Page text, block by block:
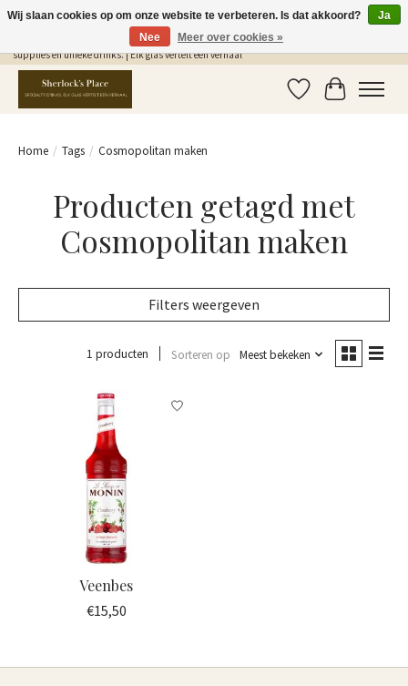
Gratis Verzending in NL vanaf €75,- | Sherlocks Place: dé plek voor MONIN siropen, bar
supplies en unieke drinks. | Elk glas vertelt een verhaal
Verlanglijst
Home / Tags / Cosmopolitan maken
Producten getagd met
Cosmopolitan maken
Filters weergeven
1 producten Sorteren op Meest bekeken
Veenbes
€15,50
Wij slaan cookies op om onze website te verbeteren. Is dat akkoord?
Ja
Nee
Meer over cookies »